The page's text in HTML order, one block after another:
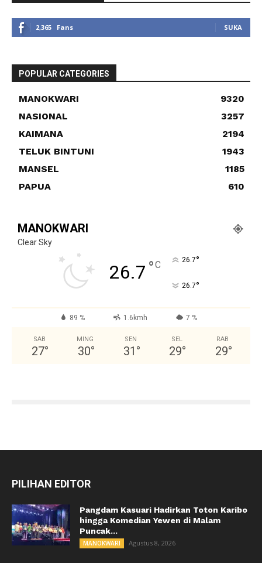
2,365 Fans SUKA
POPULAR CATEGORIES
MANOKWARI
9320
NASIONAL
3257
KAIMANA
2194
TELUK BINTUNI
1943
MANSEL
1185
PAPUA
610
MANOKWARI
Clear Sky
26.7 °C 26.7°
26.7°
89 % 1.6kmh 7 %
SAB
27°
MING
30°
SEN
31 °
SEL
29°
RAB
29°
PILIHAN EDITOR
Pangdam Kasuari Hadirkan Toton Karibo
hingga Komedian Yewen di Malam
Puncak...
MANOKWARI Agustus 8, 2026